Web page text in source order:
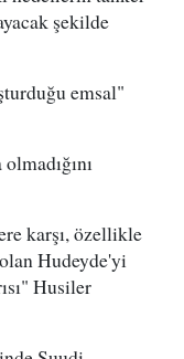
şekilde
emsal"
karşı, özellikle
Hudeyde'yi
Husiler